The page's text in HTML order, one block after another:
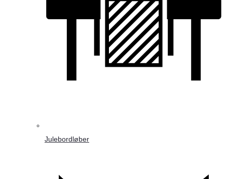
Julebordløber